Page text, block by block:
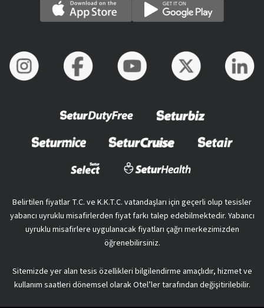
Belirtilen fiyatlar T.C. ve K.K.T.C. vatandaşları için geçerli olup tesisler
yabancı uyruklu misafirlerden fiyat farkı talep edebilmektedir. Yabancı
uyruklu misafirlere uygulanacak fiyatları çağrı merkezimizden
öğrenebilirsiniz.
Sitemizde yer alan tesis özellikleri bilgilendirme amaçlıdır, hizmet ve
kullanım saatleri dönemsel olarak Otel’ler tarafından değişitirilebilir.